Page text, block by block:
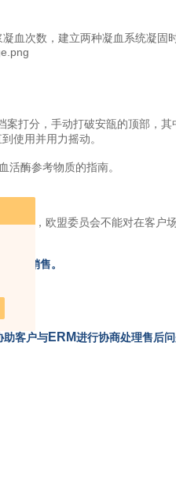
血次数，建立两种凝血系统凝固
案打分，手动打破安瓿的顶部，
使用并用力摇动。
活酶参考物质的指南。
然而，欧盟委员会不能对在客户
产品销售。
助客户与ERM进行协商处理售后问